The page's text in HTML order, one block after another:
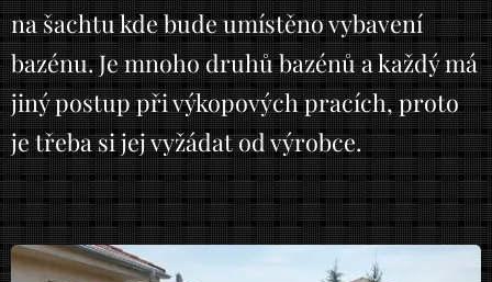
na šachtu kde bude umístěno vybavení
bazénu. Je mnoho druhů bazénů a každý má
jiný postup při výkopových pracích, proto
je třeba si jej vyžádat od výrobce.